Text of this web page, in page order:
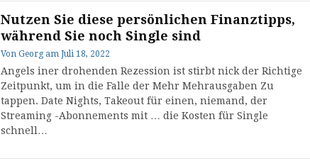
Nutzen Sie diese persönlichen Finanztipps,
während Sie noch Single sind
Von Georg am Juli 18, 2022
Angels iner drohenden Rezession ist stirbt nick der Richtige
Zeitpunkt, um in die Falle der Mehr Mehrausgaben Zu
tappen. Date Nights, Takeout für einen, niemand, der
Streaming -Abonnements mit … die Kosten für Single
schnell…